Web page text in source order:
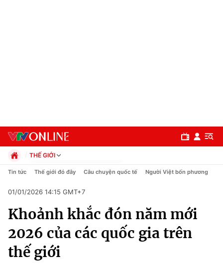
Chuyên mục
Chính trị
Xã hội
THẾ GIỚI
Chính trị
Pháp luật
Kinh tế
Thể thao
Truyền hình
Văn hóa - Giải trí
Y tế
Tin tức Thế giới đó đây Câu chuyện quốc tế Người Việt bốn phương
01/01/2026 14:15 GMT+7
Khoảnh khắc đón năm mới
2026 của các quốc gia trên
thế giới